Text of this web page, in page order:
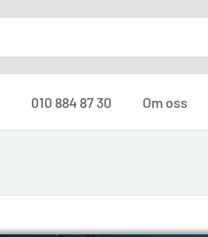
010 884 87 30 Om oss